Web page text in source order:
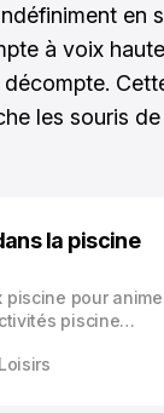
en
à voix
les souris
la piscine
piscine pour
piscine
la